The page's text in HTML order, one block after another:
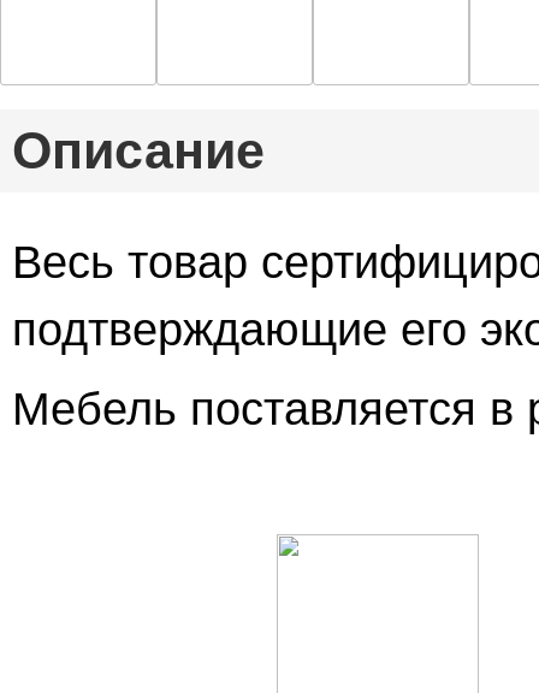
Описание
Весь товар
подтверждающие его
Мебель поставляется в